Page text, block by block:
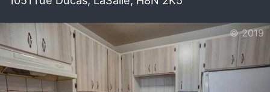
© 2019